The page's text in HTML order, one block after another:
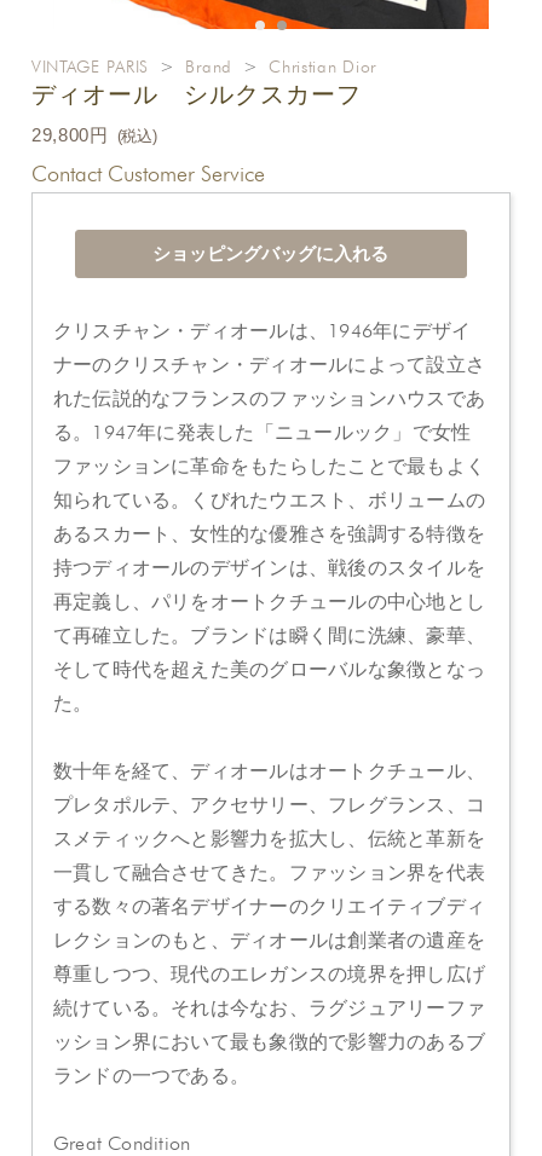
VINTAGE PARIS > Brand > Christian Dior
ディオール シルクスカーフ
29,800円 (税込)
Contact Customer Service
クリスチャン・ディオールは、1946年にデザイ
ナーのクリスチャン・ディオールによって設立さ
れた伝説的なフランスのファッションハウスであ
る。1947年に発表した「ニュールック」で女性
ファッションに革命をもたらしたことで最もよく
知られている。くびれたウエスト、ボリュームの
あるスカート、女性的な優雅さを強調する特徴を
持つディオールのデザインは、戦後のスタイルを
再定義し、パリをオートクチュールの中心地とし
て再確立した。ブランドは瞬く間に洗練、豪華、
そして時代を超えた美のグローバルな象徴となっ
た。
数十年を経て、ディオールはオートクチュール、
プレタポルテ、アクセサリー、フレグランス、コ
スメティックへと影響力を拡大し、伝統と革新を
一貫して融合させてきた。ファッション界を代表
する数々の著名デザイナーのクリエイティブディ
レクションのもと、ディオールは創業者の遺産を
尊重しつつ、現代のエレガンスの境界を押し広げ
続けている。それは今なお、ラグジュアリーファ
ッション界において最も象徴的で影響力のあるブ
ランドの一つである。
Great Condition